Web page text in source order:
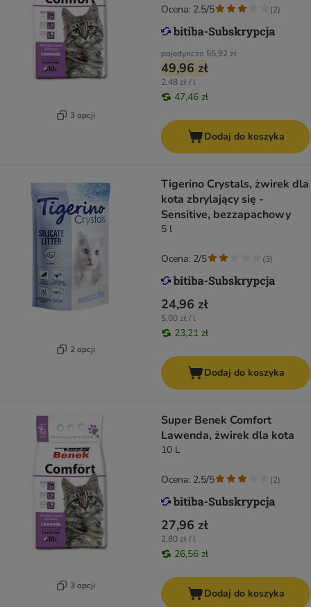
3 opcji
pojedynczo 55,92 zł
49,96 zł
2,48 zł / l
47,46 zł
Ocena: 2.5/5 (2)
Dodaj do koszyka
2 opcji
Tigerino Crystals, żwirek dla
kota zbrylający się -
Sensitive, bezzapachowy
5 l
24,96 zł
5,00 zł / l
23,21 zł
Ocena: 2/5 (3)
Dodaj do koszyka
3 opcji
Super Benek Comfort
Lawenda, żwirek dla kota
10 L
27,96 zł
2,80 zł / l
26,56 zł
Ocena: 2.5/5 (2)
Dodaj do koszyka